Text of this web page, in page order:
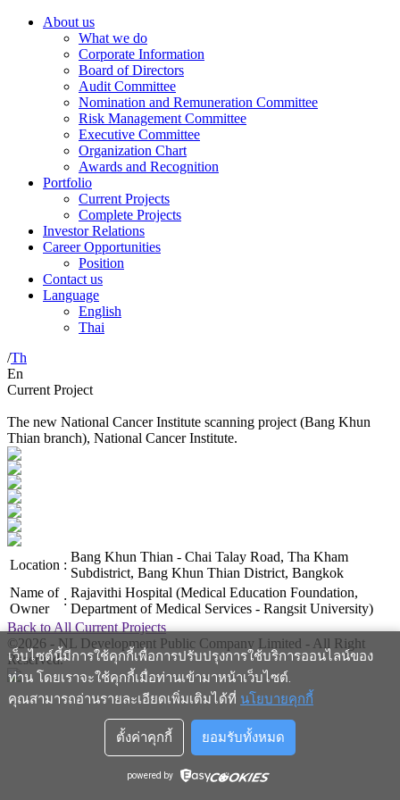
About us
What we do
Corporate Information
Board of Directors
Audit Committee
Nomination and Remuneration Committee
Risk Management Committee
Executive Committee
Organization Chart
Awards and Recognition
Portfolio
Current Projects
Complete Projects
Investor Relations
Career Opportunities
Position
Contact us
Language
English
Thai
Th
/
En
Current Project
The new National Cancer Institute scanning project (Bang Khun
Thian branch), National Cancer Institute.
Location :
Bang Khun Thian - Chai Talay Road, Tha Kham
Subdistrict, Bang Khun Thian District, Bangkok
Name of
Owner
:
Rajavithi Hospital (Medical Education Foundation,
Department of Medical Services - Rangsit University)
Back to All Current Projects
©2026 - NL Development Public Company Limited - All Right
Reserved.
เว็บไซต์นี้มีการใช้คุกกี้เพื่อการปรับปรุงการใช้บริการออนไลน์ของ
ท่าน โดยเราจะใช้คุกกี้เมื่อท่านเข้ามาหน้าเว็บไซต์.
คุณสามารถอ่านรายละเอียดเพิ่มเติมได้ที่ นโยบายคุกกี้
ตั้งค่าคุกกี้ ยอมรับทั้งหมด
powered by